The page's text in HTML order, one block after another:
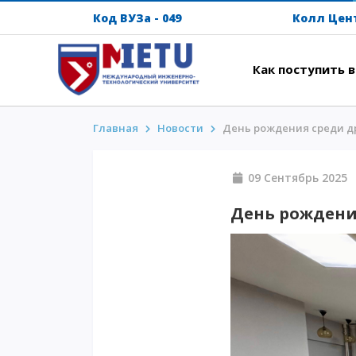
АБИТУРИЕНТАМ
Сценарии поступления-2026
Код ВУЗа - 049 Колл
Как поступить в
Главная Новости День рождения среди
09 Сентябрь
День